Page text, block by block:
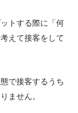
トする際に「何
えて接客をして
で接客するうち
ません。